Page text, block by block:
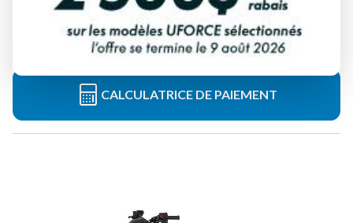
À partir de
9 992 $
CALCULATRICE DE PAIEMENT